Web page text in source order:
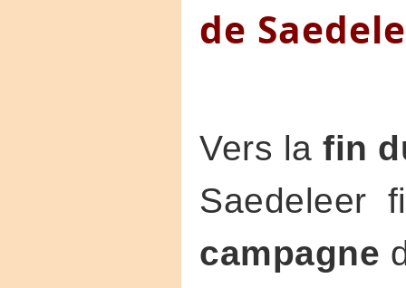
de
Vers la fin
Saedeleer
campagne